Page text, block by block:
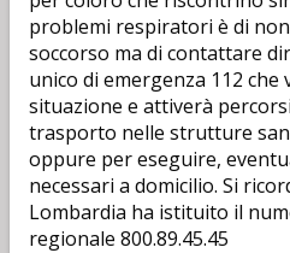
problemi respiratori è di
soccorso ma di contattare
unico di emergenza 112
situazione e attiverà
trasporto nelle strutture
oppure per eseguire,
necessari a domicilio. Si
Lombardia ha istituito il
regionale 800.89.45.45